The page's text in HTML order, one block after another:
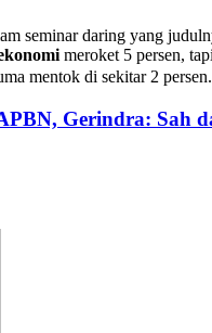
seminar daring yang
meroket 5 persen, tapi
mentok di sekitar 2
Gerindra: Sah